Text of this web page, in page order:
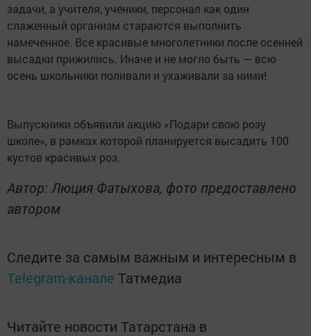
задачи, а учителя, ученики, персонал как один
слаженный организм стараются выполнить
намеченное. Все красивые многолетники после осенней
высадки прижились. Иначе и не могло быть — всю
осень школьники поливали и ухаживали за ними!
Выпускники объявили акцию «Подари свою розу
школе», в рамках которой планируется высадить 100
кустов красивых роз.
Автор: Люция Фатыхова, фото предоставлено
автором
Следите за самым важным и интересным в
Telegram-канале Татмедиа
Читайте новости Татарстана в